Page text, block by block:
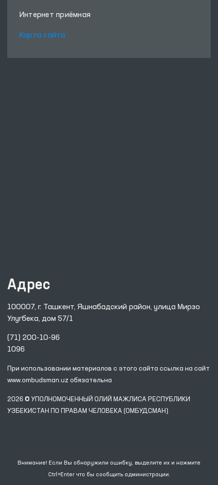
Интернет приёмная
Карта сайта
Адрес
100007, г. Ташкент, Яшнабадский район, улица Мирзо
Улугбека, дом 57/1
(71) 200-10-96
1096
При использовании материалов с этого сайта ссылка на сайт
www.ombudsman.uz обязательна
2026 © УПОЛНОМОЧЕННЫЙ ОЛИЙ МАЖЛИСА РЕСПУБЛИКИ
УЗБЕКИСТАН ПО ПРАВАМ ЧЕЛОВЕКА (ОМБУДСМАН)
Внимание! Если Вы обнаружили ошибку, выделите их и нажмите
Ctrl+Enter что бы сообщить администрации.